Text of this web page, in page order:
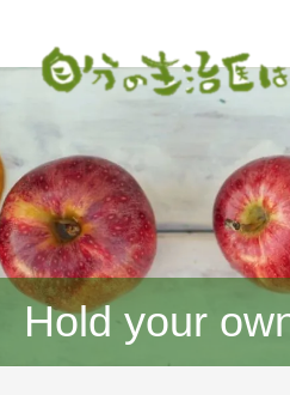
Hold your